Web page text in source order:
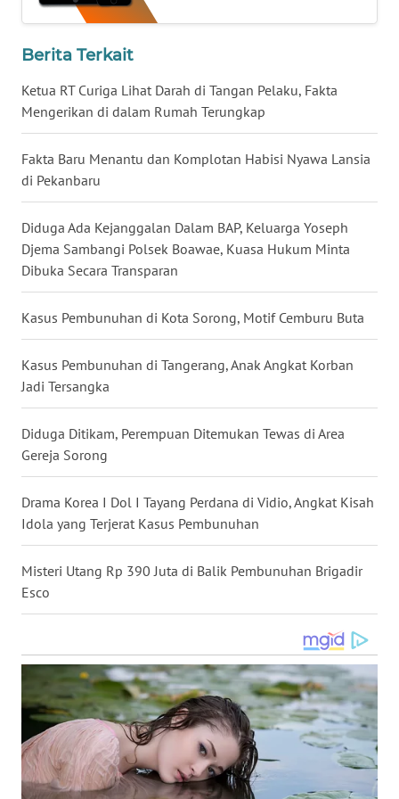
Berita Terkait
Ketua RT Curiga Lihat Darah di Tangan Pelaku, Fakta
Mengerikan di dalam Rumah Terungkap
Fakta Baru Menantu dan Komplotan Habisi Nyawa Lansia
di Pekanbaru
Diduga Ada Kejanggalan Dalam BAP, Keluarga Yoseph
Djema Sambangi Polsek Boawae, Kuasa Hukum Minta
Dibuka Secara Transparan
Kasus Pembunuhan di Kota Sorong, Motif Cemburu Buta
Kasus Pembunuhan di Tangerang, Anak Angkat Korban
Jadi Tersangka
Diduga Ditikam, Perempuan Ditemukan Tewas di Area
Gereja Sorong
Drama Korea I Dol I Tayang Perdana di Vidio, Angkat Kisah
Idola yang Terjerat Kasus Pembunuhan
Misteri Utang Rp 390 Juta di Balik Pembunuhan Brigadir
Esco
WN
BABEL
WN
SUMBAR
WN
SUMSEL
WN
BENGKULU
WN
JATENG
NUSANTARA
JOGJA
JATIM
WN
WN
KALBAR
WN
KALTENG